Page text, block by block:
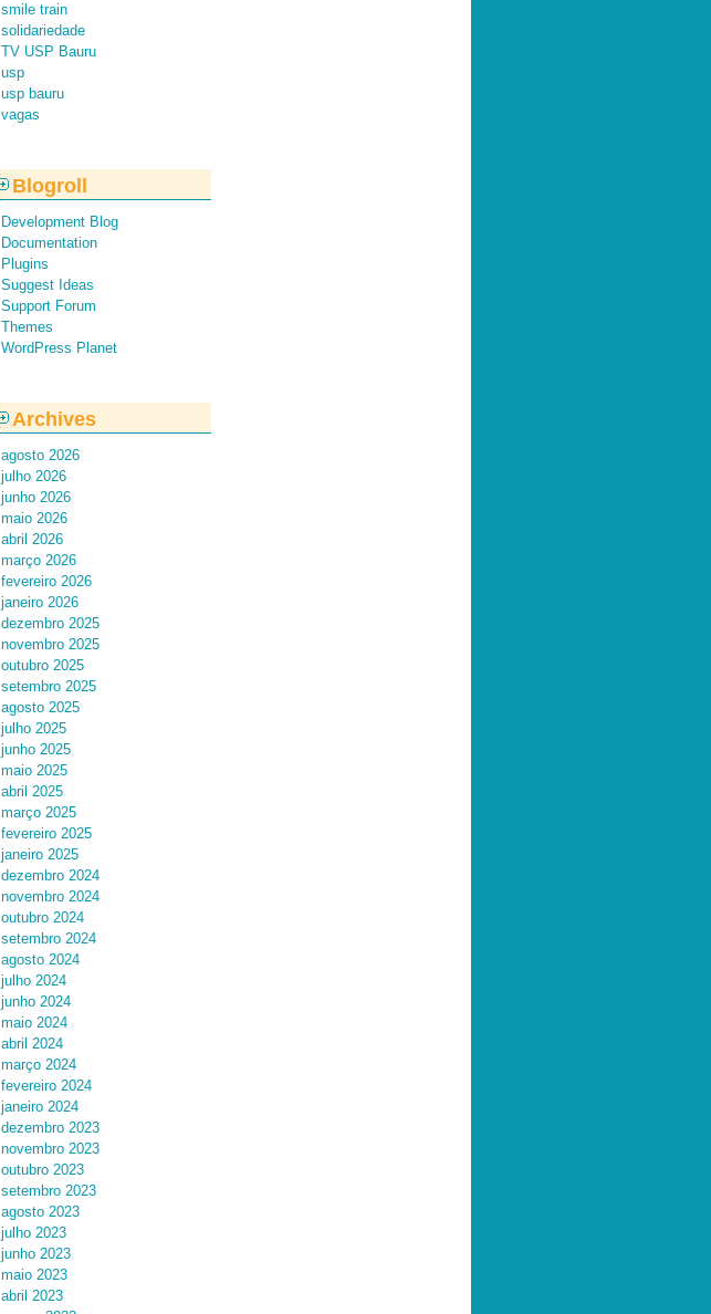
smile train
solidariedade
TV USP Bauru
usp
usp bauru
vagas
Blogroll
Development Blog
Documentation
Plugins
Suggest Ideas
Support Forum
Themes
WordPress Planet
Archives
agosto 2026
julho 2026
junho 2026
maio 2026
abril 2026
março 2026
fevereiro 2026
janeiro 2026
dezembro 2025
novembro 2025
outubro 2025
setembro 2025
agosto 2025
julho 2025
junho 2025
maio 2025
abril 2025
março 2025
fevereiro 2025
janeiro 2025
dezembro 2024
novembro 2024
outubro 2024
setembro 2024
agosto 2024
julho 2024
junho 2024
maio 2024
abril 2024
março 2024
fevereiro 2024
janeiro 2024
dezembro 2023
novembro 2023
outubro 2023
setembro 2023
agosto 2023
julho 2023
junho 2023
maio 2023
abril 2023